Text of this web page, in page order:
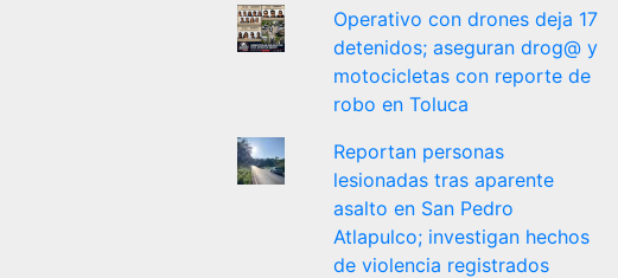
Operativo con drones deja 17
detenidos; aseguran drog@ y
motocicletas con reporte de
robo en Toluca
Reportan personas
lesionadas tras aparente
asalto en San Pedro
Atlapulco; investigan hechos
de violencia registrados